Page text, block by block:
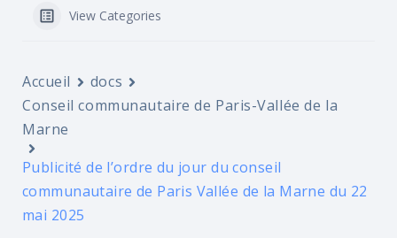
View Categories
Accueil
docs
Conseil communautaire de Paris-Vallée de la
Marne
Publicité de l’ordre du jour du conseil
communautaire de Paris Vallée de la Marne du 22
mai 2025